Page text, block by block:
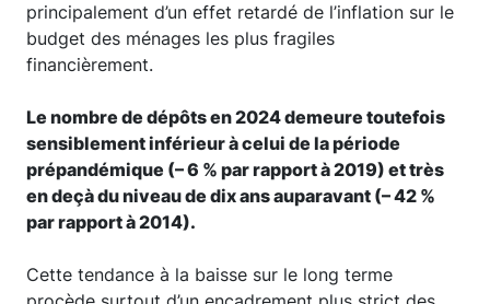
principalement d’un effet retardé de l’inflation sur le
budget des ménages les plus fragiles
financièrement.
Le nombre de dépôts en 2024 demeure toutefois
sensiblement inférieur à celui de la période
prépandémique (– 6 % par rapport à 2019) et très
en deçà du niveau de dix ans auparavant (– 42 %
par rapport à 2014).
Cette tendance à la baisse sur le long terme